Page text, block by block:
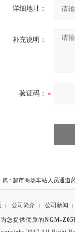
详细地址：
补充说明：
验证码：
篇 : 超市商场车站人员通道
| 公司简介 | 公司新闻 |
您提供优质的NGM-Z05